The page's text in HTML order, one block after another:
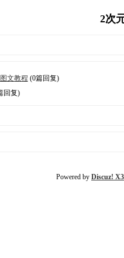
2次
文教程 (0篇回复)
回复)
Powered by Discuz!